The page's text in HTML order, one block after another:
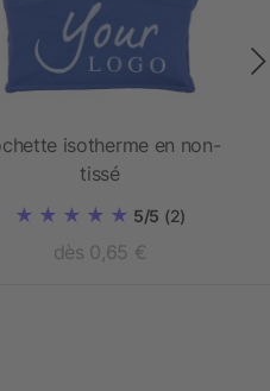
isotherme en non-
tissé
5/5 (2)
dès 0,65 €